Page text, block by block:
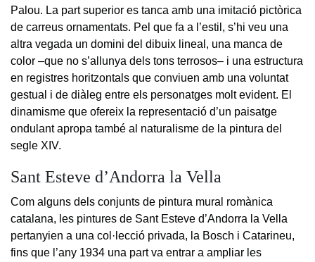
Palou. La part superior es tanca amb una imitació pictòrica
de carreus ornamentats. Pel que fa a l’estil, s’hi veu una
altra vegada un domini del dibuix lineal, una manca de
color –que no s’allunya dels tons terrosos– i una estructura
en registres horitzontals que conviuen amb una voluntat
gestual i de diàleg entre els personatges molt evident. El
dinamisme que ofereix la representació d’un paisatge
ondulant apropa també al naturalisme de la pintura del
segle XIV.
Sant Esteve d’Andorra la Vella
Com alguns dels conjunts de pintura mural romànica
catalana, les pintures de Sant Esteve d’Andorra la Vella
pertanyien a una col·lecció privada, la Bosch i Catarineu,
fins que l’any 1934 una part va entrar a ampliar les